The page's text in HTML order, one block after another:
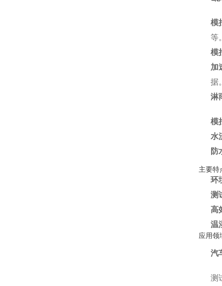
模
等
模
加
据
淋
模
水
防
主要特
环
测
高
温
应用领
汽
测